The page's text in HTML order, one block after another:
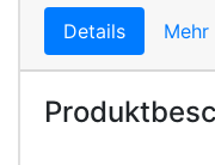
Details Mehr